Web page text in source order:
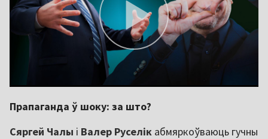
Прапаганда ў шоку: за што?
Сяргей Чалы і Валер Руселік абмяркоўваюць гучны